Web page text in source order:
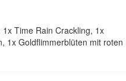
Time Rain Crackling, 1x
1x Goldflimmerblüten mit roten